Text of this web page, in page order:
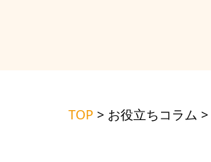
TOP > お役立ちコラム >